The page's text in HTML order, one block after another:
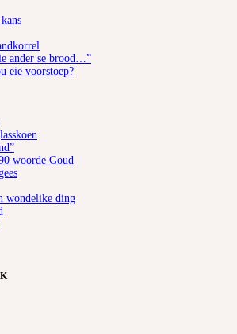
ander se brood…”
eie voorstoep?
woorde Goud
wondelike ding